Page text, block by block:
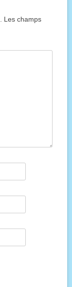
Les champs